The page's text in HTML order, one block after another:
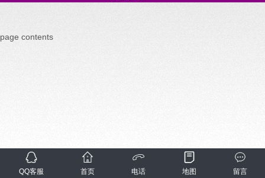
QQ客服 首页 电话 地图 留言
page contents